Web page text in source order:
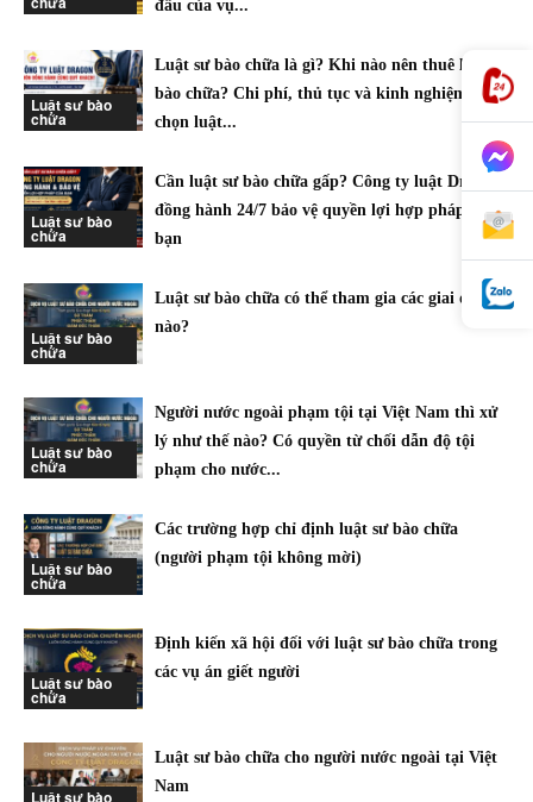
đầu của vụ...
Luật sư bào
chữa
Luật sư bào chữa là gì? Khi nào nên thuê luật sư
bào chữa? Chi phí, thủ tục và kinh nghiệm lựa
chọn luật...
Luật sư bào
chữa
Cần luật sư bào chữa gấp? Công ty luật Dragon
đồng hành 24/7 bảo vệ quyền lợi hợp pháp của
bạn
Luật sư bào
chữa
Luật sư bào chữa có thể tham gia các giai đoạn
nào?
Luật sư bào
chữa
Người nước ngoài phạm tội tại Việt Nam thì xử
lý như thế nào? Có quyền từ chối dẫn độ tội
phạm cho nước...
Luật sư bào
chữa
Các trường hợp chỉ định luật sư bào chữa
(người phạm tội không mời)
Luật sư bào
chữa
Định kiến xã hội đối với luật sư bào chữa trong
các vụ án giết người
Luật sư bào
Luật sư bào chữa cho người nước ngoài tại Việt
Nam